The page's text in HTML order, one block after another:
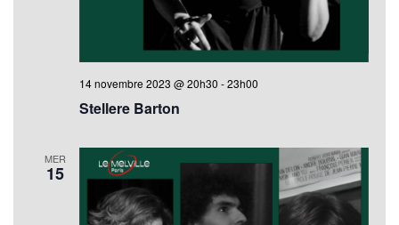
Stellere Barton
14 novembre 2023 @ 20h30 -23h00
MER
15